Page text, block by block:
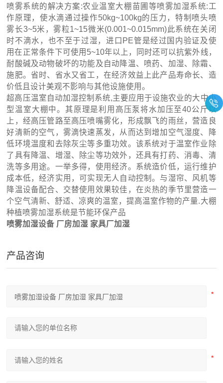
喷雾系统的解决方案:农业温室大棚苗圃等喷雾加湿系统:工
作原理，使水滴通过操作50kg~100kg的压力，特制喷头喷
雾长3~5米，雾粒1~15微米(0.001~0.015mm)此系统在关闭
时不滴水，也不至于过湿，进口PE管是经过国内验证及使
用在正常条件下可使用5~10年以上，同时还可以抗紫外线，
耐酸碱及动物破坏的功能及自动降温、喷药、加湿、除霜、
施肥。省时、省水又省工，在经济效益上此产品寿命长、造
价低且设计美观不影响与其他设施使用。
超高压温室自动加湿控制系统,主要应用于设施农业的大中小
型温室大棚中。其原理是利用高压泵将水加压至40公斤以
上，经高压管路至高压喷嘴雾化，形成飘飞的雨丝，营造良
好清新的空气，雾滴快速蒸发，从而达到增加空气湿度、降
低环境温度和去除灰尘等多重功效。该系统对于温室作业除
了具有降温、增湿、除尘等功效外，还具有打药、消毒、清
洗等多用途。一举多得，使用经济。系统造价低，运行维护
成本低，经济实用，可实现无人自动控制。与湿帘、风机等
降温设备配合、交替使用效果较佳，在炎热的季节里营造一
个空气清新、舒适、凉爽的温室，提高温室作物的产量.大棚
种植喷雾加湿系统是节能环保产品
喷雾加湿设备 厂房加湿 家具厂加湿
产品咨询